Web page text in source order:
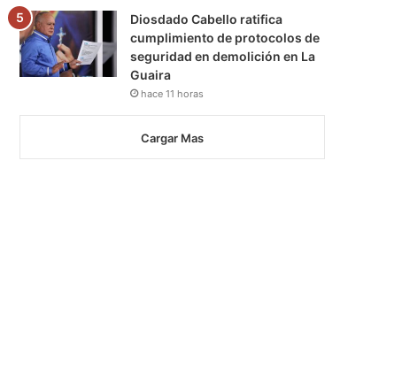
Diosdado Cabello ratifica
cumplimiento de protocolos de
seguridad en demolición en La
Guaira
hace 11 horas
Cargar Mas